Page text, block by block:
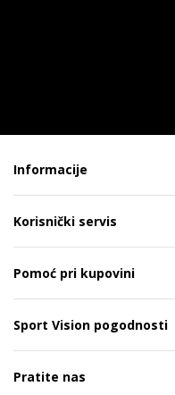
Informacije
Korisnički servis
Pomoć pri kupovini
Sport Vision pogodnosti
Pratite nas